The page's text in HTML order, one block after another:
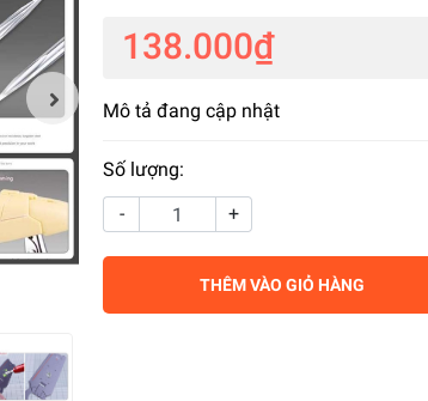
138.000₫
Mô tả đang cập nhật
Số lượng:
-
+
THÊM VÀO GIỎ HÀNG